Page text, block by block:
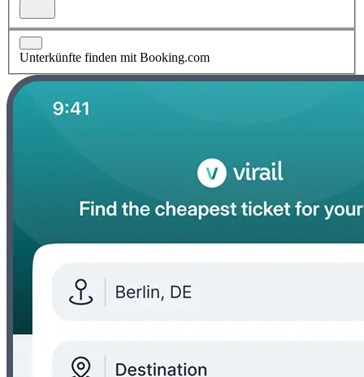
Unterkünfte finden mit Booking.com